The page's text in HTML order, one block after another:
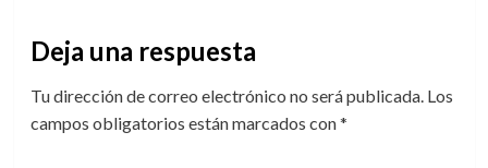
Deja una respuesta
Tu dirección de correo electrónico no será publicada. Los
campos obligatorios están marcados con*